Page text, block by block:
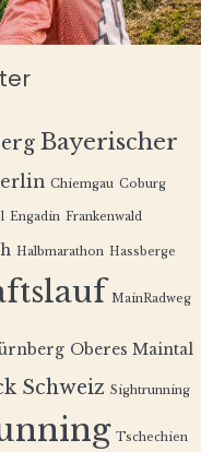
Bayerischer
Chiemgau Coburg
Engadin Frankenwald
Halbmarathon Hassberge
MainRadweg
Oberes Maintal
Schweiz Sightrunning
Tschechien